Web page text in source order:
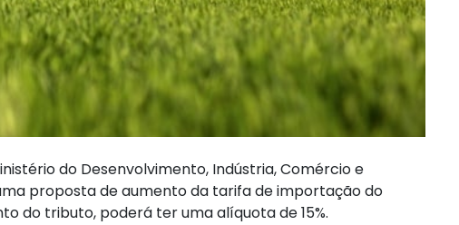
do Desenvolvimento, Indústria, Comércio e
proposta de aumento da tarifa de importação do
do tributo, poderá ter uma alíquota de 15%.